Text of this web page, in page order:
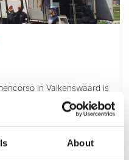
About
in Valkenswaard is
hun tenten